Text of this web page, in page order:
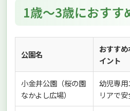
1歳〜3歳におすす
公園名
おすすめ
イント
小金井公園（桜の園
なかよし広場）
幼児専用
リアで安